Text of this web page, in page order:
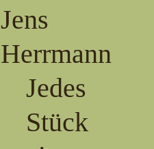
Jens
Herrmann
Jedes
Stück